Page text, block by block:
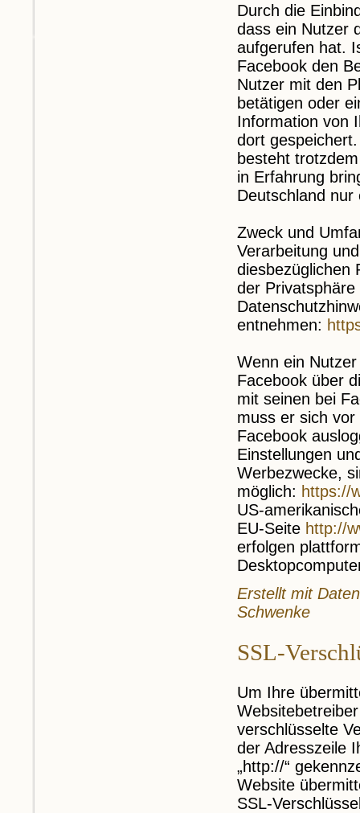
Durch die
dass ein Nutzer
aufgerufen hat.
Facebook den
Nutzer mit den
betätigen oder
Information von
dort
besteht
in Erfahrung
Deutschland
Zweck und
Verarbeitung
diesbezüglichen
der
entnehmen:
Wenn ein
Facebook über
mit seinen bei
muss er sich
Facebook
Einstellungen
Werbezwecke,
möglich: https://
US-
EU-Seite http://
erfolgen
Erstellt mit
Schwenke
SSL-
Um Ihre
verschlüsselte
der Adresszeile
„http://“
Website
SSL-